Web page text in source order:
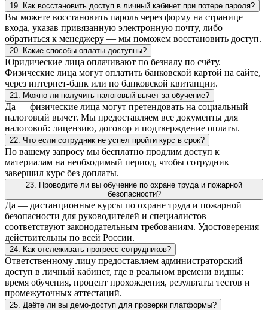
19. Как восстановить доступ в личный кабинет при потере пароля?
Вы можете восстановить пароль через форму на странице
входа, указав привязанную электронную почту, либо
обратиться к менеджеру — мы поможем восстановить доступ.
20. Какие способы оплаты доступны?
Юридические лица оплачивают по безналу по счёту.
Физические лица могут оплатить банковской картой на сайте,
через интернет-банк или по банковской квитанции.
21. Можно ли получить налоговый вычет за обучение?
Да — физические лица могут претендовать на социальный
налоговый вычет. Мы предоставляем все документы для
налоговой: лицензию, договор и подтверждение оплаты.
22. Что если сотрудник не успел пройти курс в срок?
По вашему запросу мы бесплатно продлим доступ к
материалам на необходимый период, чтобы сотрудник
завершил курс без доплаты.
23. Проводите ли вы обучение по охране труда и пожарной
безопасности?
Да — дистанционные курсы по охране труда и пожарной
безопасности для руководителей и специалистов
соответствуют законодательным требованиям. Удостоверения
действительны по всей России.
24. Как отслеживать прогресс сотрудников?
Ответственному лицу предоставляем администраторский
доступ в личный кабинет, где в реальном времени видны:
время обучения, процент прохождения, результаты тестов и
промежуточных аттестаций.
25. Даёте ли вы демо-доступ для проверки платформы?